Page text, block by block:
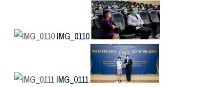
IMG_0110
IMG_0111